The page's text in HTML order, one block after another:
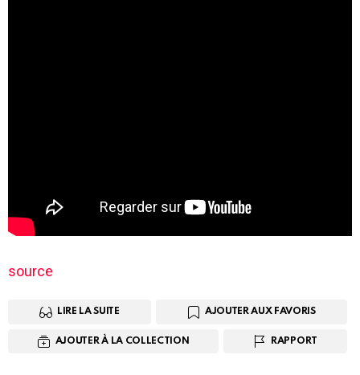
source
LIRE LA SUITE AJOUTER AUX FAVORIS
AJOUTER À LA COLLECTION RAPPORT